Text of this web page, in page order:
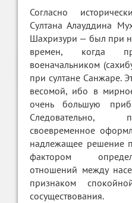
Согласно
Султана Алауддина
Шахризури — был при
времен, когда
военачальником
при султане Санжаре.
весомой, ибо в
очень большую
Следовательно,
своевременное
надлежащее решение
фактором
отношений между
признаком
сосуществования.